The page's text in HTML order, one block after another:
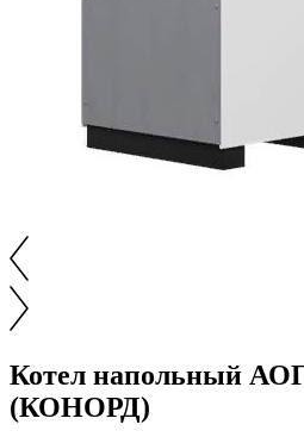
Котел напольный
(КОНОРД)